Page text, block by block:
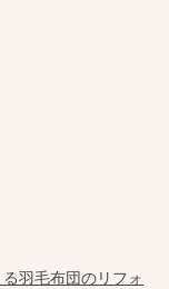
羽毛布団のリフォ